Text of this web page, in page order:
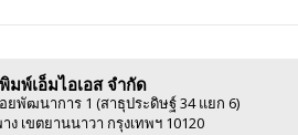
พ์เอ็มไอเอส จำกัด
ยพัฒนาการ 1 (สาธุประดิษฐ์ 34 แยก 6)
ง เขตยานนาวา กรุงเทพฯ 10120